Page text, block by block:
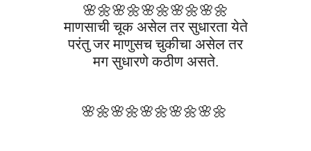
🌸🌼🌸🌼🌸🌼🌸🌼🌸🌼
माणसाची चूक असेल तर सुधारता येते
परंतु जर माणुसच चुकीचा असेल तर
मग सुधारणे कठीण असते.
🌸🌼🌸🌼🌸🌼🌸🌼🌸🌼